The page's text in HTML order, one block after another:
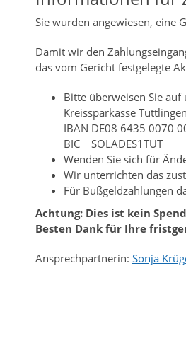
Sie wurden angewiesen, eine
Damit wir den
das vom Gericht festgelegte
Bitte überweisen Sie auf
Kreissparkasse Tuttlingen
IBAN DE08 6435 0070
BIC SOLADES1TUT
Wenden Sie sich für
Wir unterrichten das
Für Bußgeldzahlungen
Achtung: Dies ist kein
Besten Dank für Ihre
Ansprechpartnerin: Sonja